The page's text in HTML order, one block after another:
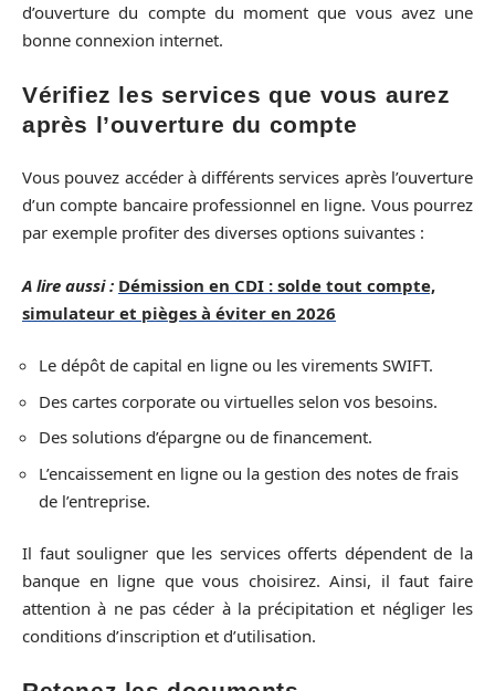
d’ouverture du compte du moment que vous avez une
bonne connexion internet.
Vérifiez les services que vous aurez
après l’ouverture du compte
Vous pouvez accéder à différents services après l’ouverture
d’un compte bancaire professionnel en ligne. Vous pourrez
par exemple profiter des diverses options suivantes :
A lire aussi : Démission en CDI : solde tout compte,
simulateur et pièges à éviter en 2026
Le dépôt de capital en ligne ou les virements SWIFT.
Des cartes corporate ou virtuelles selon vos besoins.
Des solutions d’épargne ou de financement.
L’encaissement en ligne ou la gestion des notes de frais
de l’entreprise.
Il faut souligner que les services offerts dépendent de la
banque en ligne que vous choisirez. Ainsi, il faut faire
attention à ne pas céder à la précipitation et négliger les
conditions d’inscription et d’utilisation.